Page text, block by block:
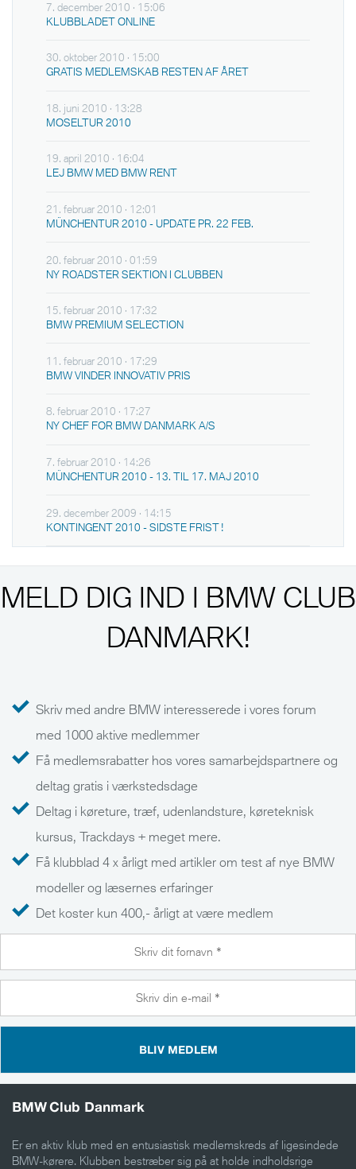
7. december 2010 · 15:06
KLUBBLADET ONLINE
30. oktober 2010 · 15:00
GRATIS MEDLEMSKAB RESTEN AF ÅRET
18. juni 2010 · 13:28
MOSELTUR 2010
19. april 2010 · 16:04
LEJ BMW MED BMW RENT
21. februar 2010 · 12:01
MÜNCHENTUR 2010 - UPDATE PR. 22 FEB.
20. februar 2010 · 01:59
NY ROADSTER SEKTION I CLUBBEN
15. februar 2010 · 17:32
BMW PREMIUM SELECTION
11. februar 2010 · 17:29
BMW VINDER INNOVATIV PRIS
8. februar 2010 · 17:27
NY CHEF FOR BMW DANMARK A/S
7. februar 2010 · 14:26
MÜNCHENTUR 2010 - 13. TIL 17. MAJ 2010
29. december 2009 · 14:15
KONTINGENT 2010 - SIDSTE FRIST !
MELD DIG IND I BMW CLUB
DANMARK!
Skriv med andre BMW interesserede i vores forum
med 1000 aktive medlemmer
Få medlemsrabatter hos vores samarbejdspartnere og
deltag gratis i værkstedsdage
Deltag i køreture, træf, udenlandsture, køreteknisk
kursus, Trackdays + meget mere.
Få klubblad 4 x årligt med artikler om test af nye BMW
modeller og læsernes erfaringer
Det koster kun 400,- årligt at være medlem
BLIV MEDLEM
BMW Club Danmark
Er en aktiv klub med en entusiastisk medlemskreds af ligesindede
BMW-kørere. Klubben bestræber sig på at holde indholdsrige